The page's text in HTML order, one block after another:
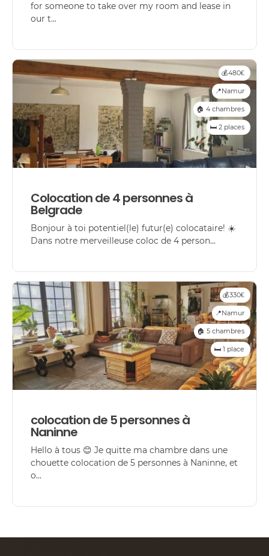
for someone to take over my room and lease in
our t...
💰480€
📍Namur
🏠 4 chambres
🛏️ 2 places
Colocation de 4 personnes à
Belgrade
Bonjour à toi potentiel(le) futur(e) colocataire! ☀️
Dans notre merveilleuse coloc de 4 person...
💰330€
📍Namur
🏠 5 chambres
🛏️ 1 place
colocation de 5 personnes à
Naninne
Hello à tous 😊 Je quitte ma chambre dans une
chouette colocation de 5 personnes à Naninne, et
o...